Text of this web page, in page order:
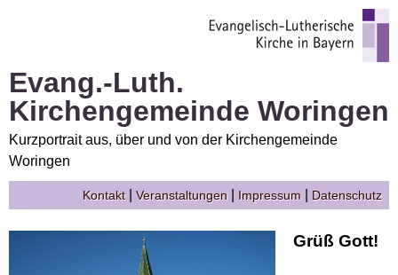
Evang.-Luth.
Kirchengemeinde Woringen
Kurzportrait aus, über und von der Kirchengemeinde
Woringen
Kontakt| Veranstaltungen Impressum Datenschutz
Grüß Gott!